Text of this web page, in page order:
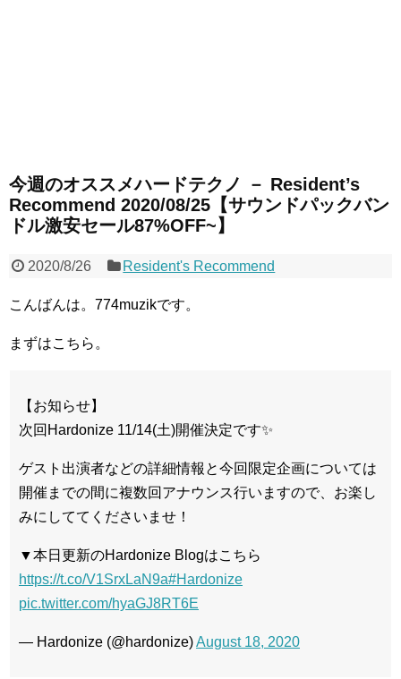
今週のオススメハードテクノ － Resident’s
Recommend 2020/08/25【サウンドパックバン
ドル激安セール87%OFF~】
2020/8/26 Resident's Recommend
こんばんは。774muzikです。
まずはこちら。
【お知らせ】
次回Hardonize 11/14(土)開催決定です✨
ゲスト出演者などの詳細情報と今回限定企画については
開催までの間に複数回アナウンス行いますので、お楽し
みにしててくださいませ！
▼本日更新のHardonize Blogはこちら
https://t.co/V1SrxLaN9a#Hardonize
pic.twitter.com/hyaGJ8RT6E
— Hardonize (@hardonize)August 18, 2020